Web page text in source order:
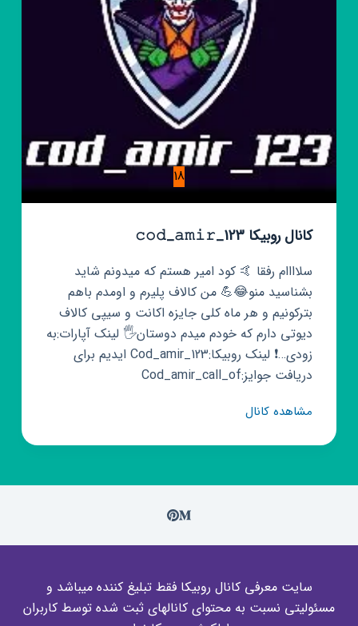
18
کانال روبیکا 𝚌𝚘𝚍_𝚊𝚖𝚒𝚛_123
سلاااام رفقا 🤙 کود امیر هستم که میدونم شاید
بشناسید منو😂💪 من کالاف پلیرم و اومدم باهم
بترکونیم و هر ماه کلی جایزه اکانت و سیپی کالاف
دیوتی دارم که خودم میدم دوستان🖐️ لینک آپارات:به
زودی…❗ لینک روبیکا:Cod_amir_123 ایدیم برای
دریافت جوایز:Cod_amir_call_of
مشاهده کانالکانال
𝚌𝚘𝚍_𝚊𝚖𝚒𝚛_123
سایت معرفی کانال روبیکا فقط تبلیغ کننده میباشد و
مسئولیتی نسبت به محتوای کانالهای ثبت شده توسط کاربران